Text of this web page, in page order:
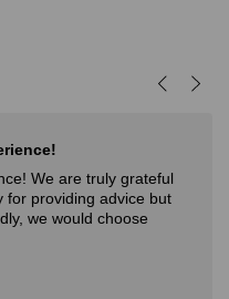
experiencia
experiencia. Diderot es una
forma de poder ver, aprender,
de probarlo. Me fue